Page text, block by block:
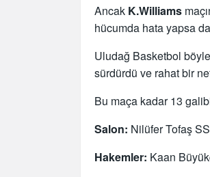
Ancak K.Williams
hücumda hata yapsa
Uludağ Basketbol
sürdürdü ve rahat bir
Bu maça kadar 13
Salon: Nilüfer Tofaş SS
Hakemler: Kaan